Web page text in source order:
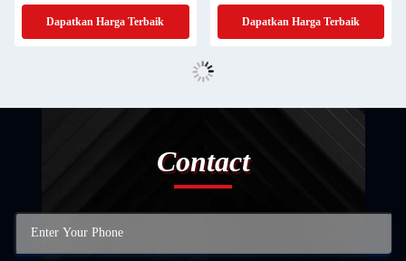
Dapatkan Harga Terbaik Dapatkan Harga Terbaik
Contact